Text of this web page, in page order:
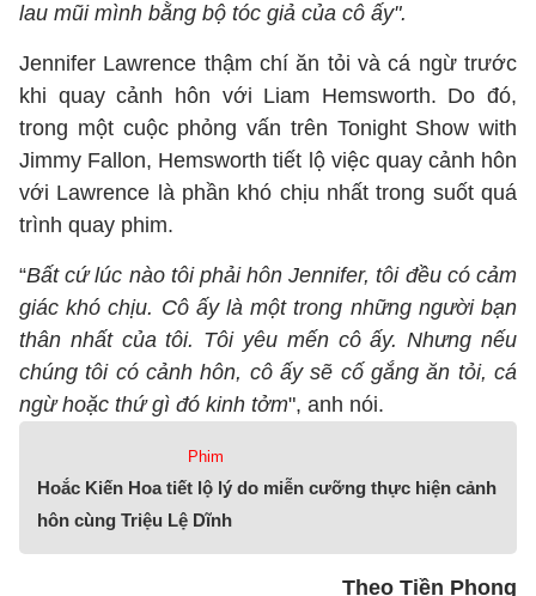
lau mũi mình bằng bộ tóc giả của cô ấy".
Jennifer Lawrence thậm chí ăn tỏi và cá ngừ trước
khi quay cảnh hôn với Liam Hemsworth. Do đó,
trong một cuộc phỏng vấn trên Tonight Show with
Jimmy Fallon, Hemsworth tiết lộ việc quay cảnh hôn
với Lawrence là phần khó chịu nhất trong suốt quá
trình quay phim.
“Bất cứ lúc nào tôi phải hôn Jennifer, tôi đều có cảm
giác khó chịu. Cô ấy là một trong những người bạn
thân nhất của tôi. Tôi yêu mến cô ấy. Nhưng nếu
chúng tôi có cảnh hôn, cô ấy sẽ cố gắng ăn tỏi, cá
ngừ hoặc thứ gì đó kinh tởm", anh nói.
Phim
Hoắc Kiến Hoa tiết lộ lý do miễn cưỡng thực hiện cảnh
hôn cùng Triệu Lệ Dĩnh
Theo Tiền Phong